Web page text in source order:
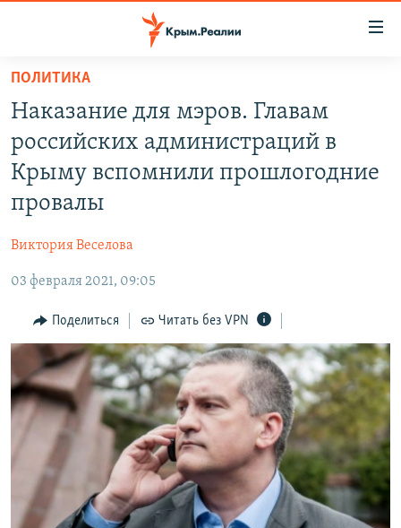
Вернуться
основному
содержанию
Вернутся
главной
Вернутся
ВОДА
ИНТЕРАКТИВ
ИНФОГРАФИКА
ТЕЛЕПРОЕКТ КРЫМ.РЕАЛИИ
СОВЕТЫ ПРАВОЗАЩИТНИКОВ
ПРОПАВШИЕ БЕЗ ВЕСТИ
ПОБЕДИТЕЛЕЙ НЕ СУДЯТ?
КРЫМ.НЕПОКОРЕННЫЙ
ELIFBE
УКРАИНСКАЯ ПРОБЛЕМА КРЫМА
РАДІО СВОБОДА
КАК ОБОЙТИ БЛОКИРОВКУ
Qırımtatar
ПРИСОЕДИНЯЙТЕСЬ!
ПОЛИТИКА
Наказание для мэров. Главам
российских администраций в
Крыму вспомнили прошлогодние
провалы
Виктория Веселова
03 февраля 2021, 09:05
Поделиться Читать без VPN